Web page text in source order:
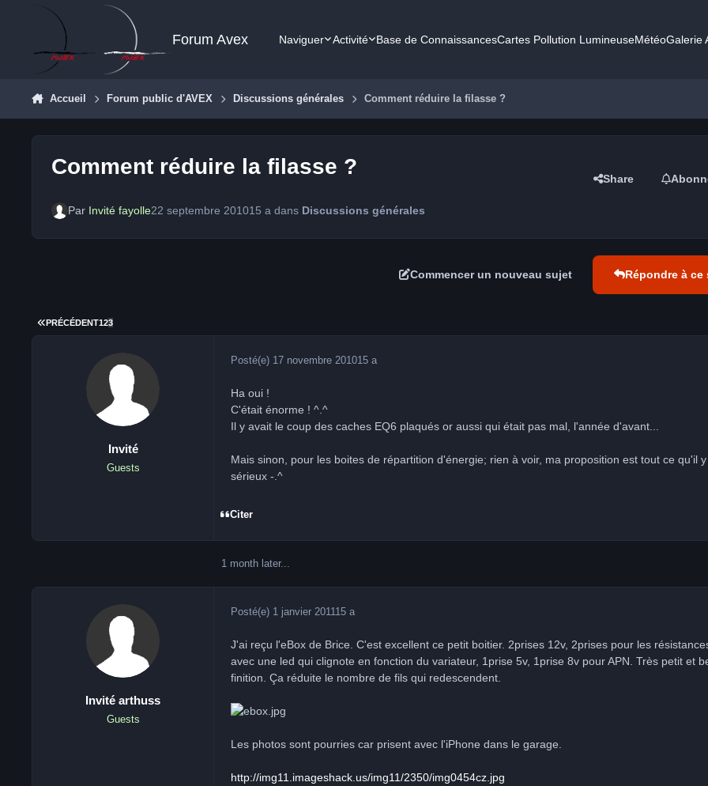
Aller au contenu
Forum Avex Naviguer Activité Base de ConnaissancesCartes Pollution LumineuseMétéoGalerie
Accueil Forum public d'AVEX Discussions générales Comment réduire la filasse ?
Comment réduire la filasse ? Share
Par Invité fayolle22 septembre 201015 adans Discussions générales
Commencer un nouveau sujet Répondre à ce
PREMIÈRE PAGE
PRÉCÉDENT123
Invité
Guests
Posté(e) 17 novembre 201015 a
Ha oui !
C'était énorme ! ^.^
Il y avait le coup des caches EQ6 plaqués or aussi qui était pas mal, l'année d'avant...
Mais sinon, pour les boites de répartition d'énergie; rien à voir, ma proposition est tout ce qu'il
sérieux -.^
Citer
1 month later...
Invité arthuss
Guests
Posté(e) 1 janvier 2011 15 a
J'ai reçu l'eBox de Brice. C'est excellent ce petit boitier. 2prises 12v, 2prises pour les
avec une led qui clignote en fonction du variateur, 1prise 5v, 1prise 8v pour APN. Très petit et
finition. Ça réduite le nombre de fils qui redescendent.
Les photos sont pourries car prisent avec l'iPhone dans le garage.
http://img11.imageshack.us/img11/2350/img0454cz.jpg